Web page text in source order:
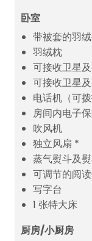
卧室
带被套的羽
羽绒枕
可接收卫星
可接收卫星
电话机（可
房间内电子
吹风机
独立风扇 *
蒸气熨斗及
可调节的阅
写字台
1 张特大床
厨房/小厨房